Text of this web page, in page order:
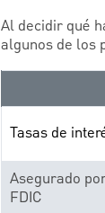
Al decidir qué
algunos de los
Tasas de
Asegurado
FDIC